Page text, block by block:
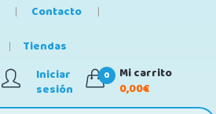
Contacto
Tiendas
Iniciar
sesión
0
Mi carrito
0,00€